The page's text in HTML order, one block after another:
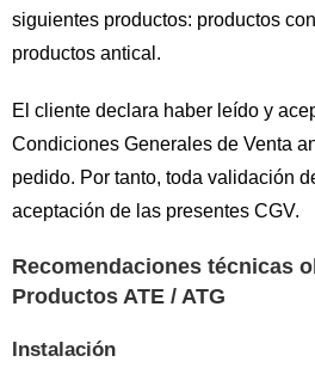
siguientes productos: productos
productos antical.
El cliente declara haber leído y
Condiciones Generales de Venta
pedido. Por tanto, toda validación
aceptación de las presentes CGV.
Recomendaciones técnicas
Productos ATE / ATG
Instalación